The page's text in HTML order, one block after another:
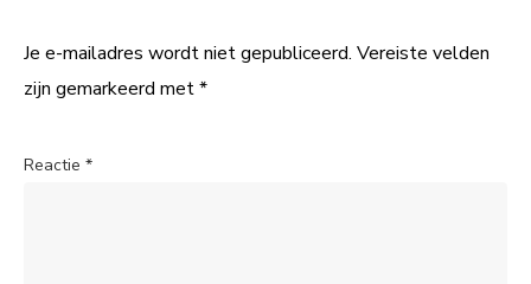
Je e-mailadres wordt niet gepubliceerd. Vereiste velden
zijn gemarkeerd met*
Reactie *